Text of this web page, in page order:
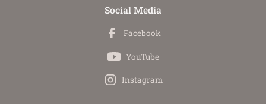
Social Media
Facebook
YouTube
Instagram